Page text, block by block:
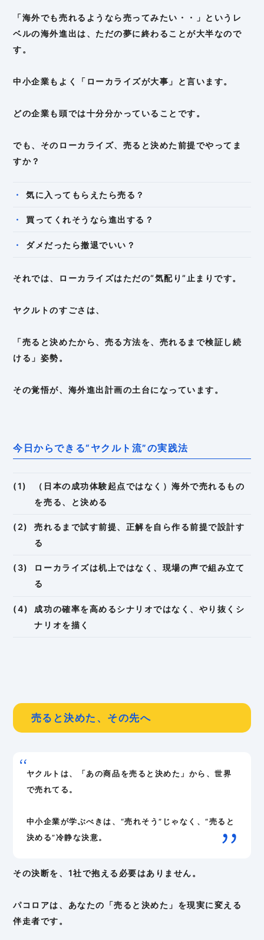
「海外でも売れるようなら売ってみたい・・」というレ
ベルの海外進出は、ただの夢に終わることが大半なので
す。
中小企業もよく「ローカライズが大事」と言います。
どの企業も頭では十分分かっていることです。
でも、そのローカライズ、売ると決めた前提でやってま
すか？
気に入ってもらえたら売る？
買ってくれそうなら進出する？
ダメだったら撤退でいい？
それでは、ローカライズはただの“気配り”止まりです。
ヤクルトのすごさは、
「売ると決めたから、売る方法を、売れるまで検証し続
ける」姿勢。
その覚悟が、海外進出計画の土台になっています。
今日からできる“ヤクルト流”の実践法
（日本の成功体験起点ではなく）海外で売れるもの
を売る、と決める
売れるまで試す前提、正解を自ら作る前提で設計す
る
ローカライズは机上ではなく、現場の声で組み立て
る
成功の確率を高めるシナリオではなく、やり抜くシ
ナリオを描く
売ると決めた、その先へ
ヤクルトは、「あの商品を売ると決めた」から、世界
で売れてる。
中小企業が学ぶべきは、“売れそう”じゃなく、“売ると
決める”冷静な決意。
その決断を、1社で抱える必要はありません。
パコロアは、あなたの「売ると決めた」を現実に変える
伴走者です。